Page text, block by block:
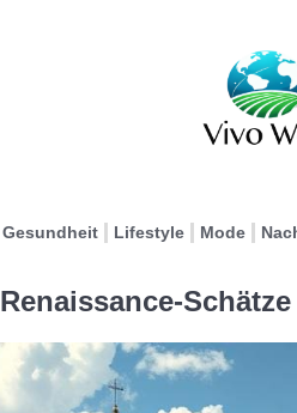
Gesundheit Lifestyle Mode
Renaissance-